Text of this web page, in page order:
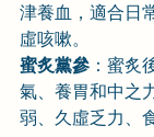
津養血，適合日
虛咳嗽。
蜜炙黨參 ：蜜炙
氣、養胃和中之
弱、久虛乏力、